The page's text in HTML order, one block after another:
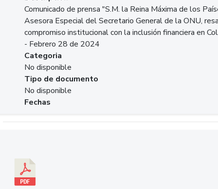
Comunicado de prensa "S.M. la Reina Máxima de los
Asesora Especial del Secretario General de la ONU,
compromiso institucional con la inclusión financiera en
- Febrero 28 de 2024
Categoria
No disponible
Tipo de documento
No disponible
Fechas